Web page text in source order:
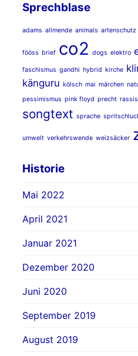
Sprechblase
adams allmende animals artenschutz
fööss brief co2 dogs elektro
faschismus gandhi hybrid kirche
känguru kölsch mai märchen
pessimismus pink floyd precht
songtext sprache
umwelt verkehrswende weizsäcker
Historie
Mai 2022
April 2021
Januar 2021
Dezember 2020
Juni 2020
September 2019
August 2019